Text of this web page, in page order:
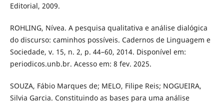
Editorial, 2009.
ROHLING, Nívea. A pesquisa qualitativa e análise dialógica
do discurso: caminhos possíveis. Cadernos de Linguagem e
Sociedade, v. 15, n. 2, p. 44–60, 2014. Disponível em:
periodicos.unb.br. Acesso em: 8 fev. 2025.
SOUZA, Fábio Marques de; MELO, Filipe Reis; NOGUEIRA,
Silvia Garcia. Constituindo as bases para uma análise